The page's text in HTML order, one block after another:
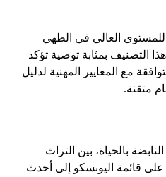
للمستوى العالي في الطهي
التصنيف بمثابة توصية تؤكد
مع المعايير المهنية لدليل
متقنة.
بالحياة، بين التراث
على قائمة اليونسكو إلى أحدث